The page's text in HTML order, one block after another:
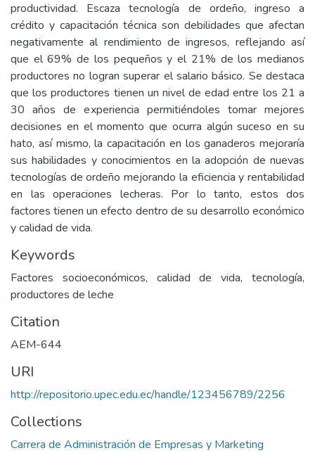
productividad. Escaza tecnología de ordeño, ingreso a
crédito y capacitación técnica son debilidades que afectan
negativamente al rendimiento de ingresos, reflejando así
que el 69% de los pequeños y el 21% de los medianos
productores no logran superar el salario básico. Se destaca
que los productores tienen un nivel de edad entre los 21 a
30 años de experiencia permitiéndoles tomar mejores
decisiones en el momento que ocurra algún suceso en su
hato, así mismo, la capacitación en los ganaderos mejoraría
sus habilidades y conocimientos en la adopción de nuevas
tecnologías de ordeño mejorando la eficiencia y rentabilidad
en las operaciones lecheras. Por lo tanto, estos dos
factores tienen un efecto dentro de su desarrollo económico
y calidad de vida.
Keywords
Factores socioeconómicos, calidad de vida, tecnología,
productores de leche
Citation
AEM-644
URI
http://repositorio.upec.edu.ec/handle/123456789/2256
Collections
Carrera de Administración de Empresas y Marketing